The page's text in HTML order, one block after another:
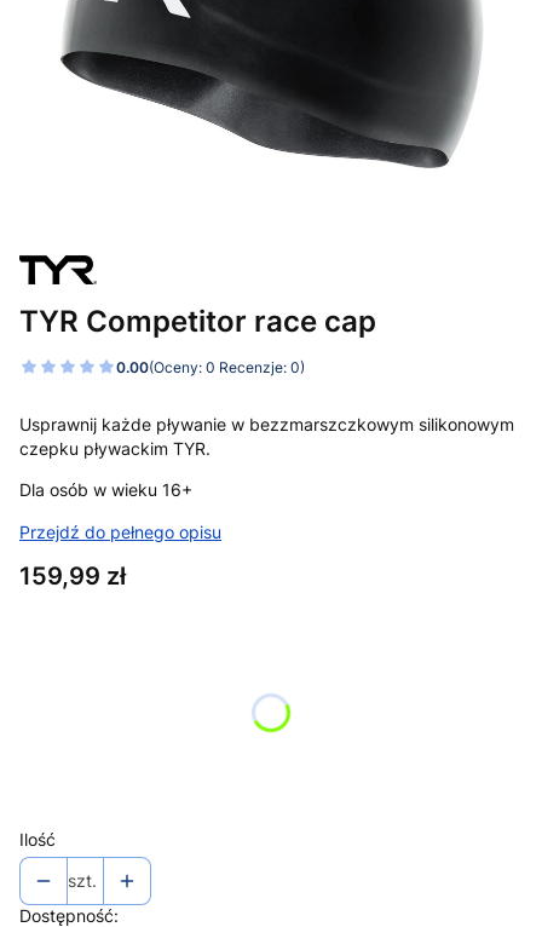
TYR Competitor race cap
0.00(Oceny: 0 Recenzje: 0)
Usprawnij każde pływanie w bezzmarszczkowym silikonowym
czepku pływackim TYR.
Dla osób w wieku 16+
Przejdź do pełnego opisu
Cena
159,99 zł
Ilość
szt.
Dostępność: